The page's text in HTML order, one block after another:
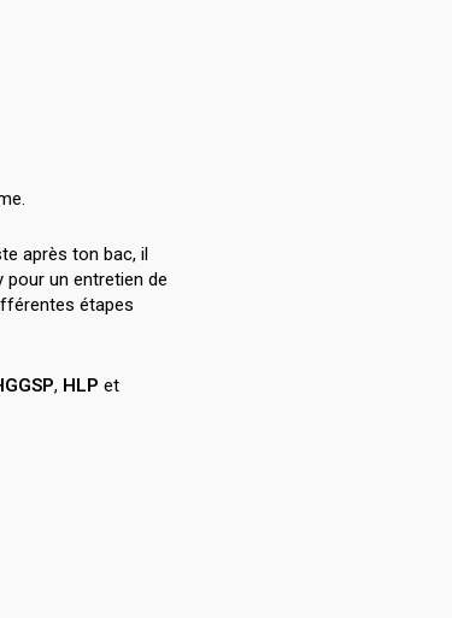
après ton bac, il
pour un entretien de
étapes
, HLP et